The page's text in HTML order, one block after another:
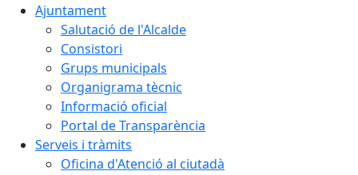
Ajuntament
Salutació de l'Alcalde
Consistori
Grups municipals
Organigrama tècnic
Informació oficial
Portal de Transparència
Serveis i tràmits
Oficina d'Atenció al ciutadà